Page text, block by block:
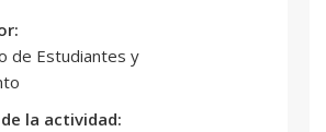
de Estudiantes y
la actividad: